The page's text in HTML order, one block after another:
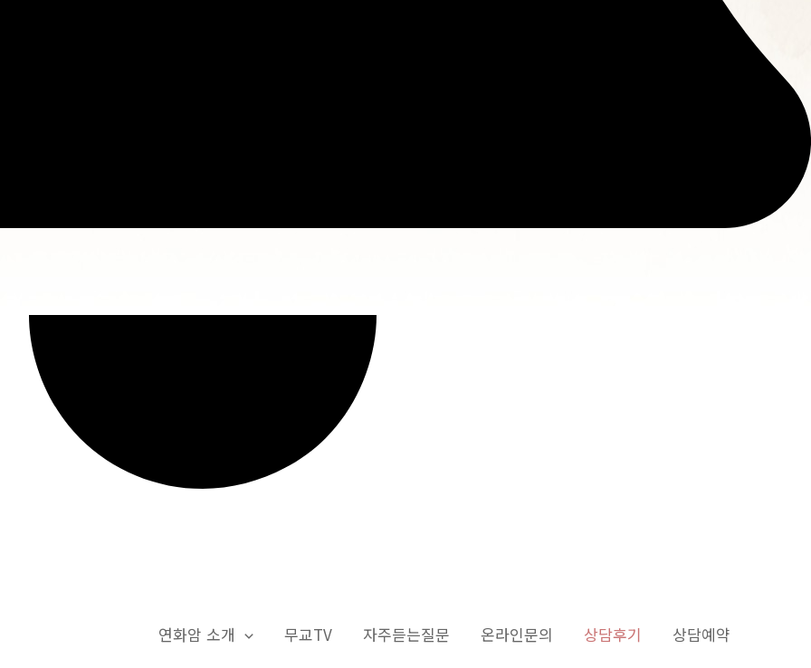
연화암 소개 무교TV 자주듣는질문 온라인문의 상담후기 상담예약